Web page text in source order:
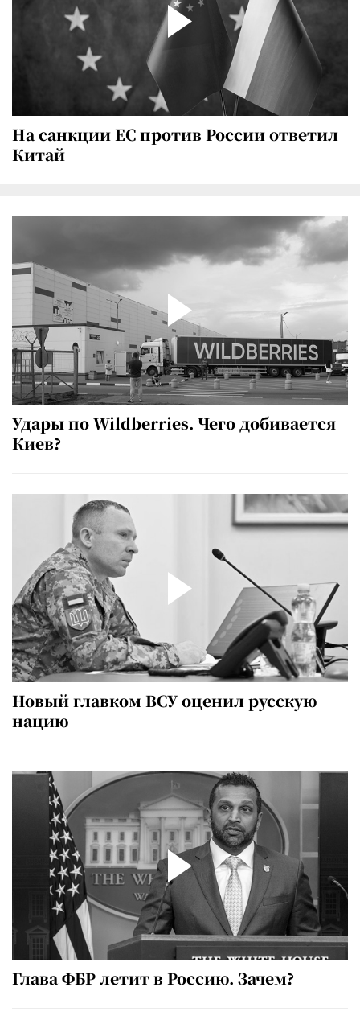
На санкции ЕС против России ответил
Китай
Удары по Wildberries. Чего добивается
Киев?
Новый главком ВСУ оценил русскую
нацию
Глава ФБР летит в Россию. Зачем?